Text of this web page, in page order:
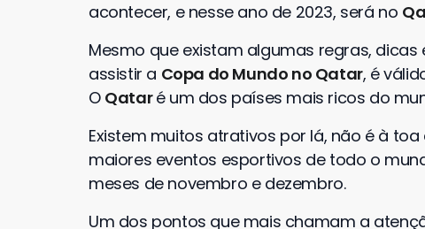
acontecer, e nesse ano de 2023, será no
Mesmo que existam algumas regras,
assistir a Copa do Mundo no Qatar, é
O Qataré um dos países mais ricos do
Existem muitos atrativos por lá, não é à
maiores eventos esportivos de todo o
meses de novembro e dezembro.
Um dos pontos que mais chamam a